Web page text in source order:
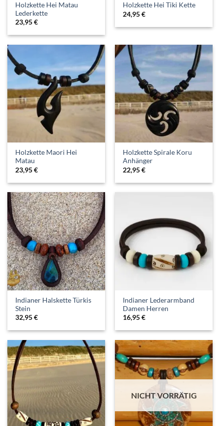
Holzkette Hei Matau
Lederkette
23,95€
Holzkette Hei Tiki Kette
24,95€
Holzkette Maori Hei
Matau
23,95€
Holzkette Spirale Koru
Anhänger
22,95€
Indianer Halskette Türkis
Stein
32,95€
Indianer Lederarmband
Damen Herren
16,95€
NICHT VORRÄTIG